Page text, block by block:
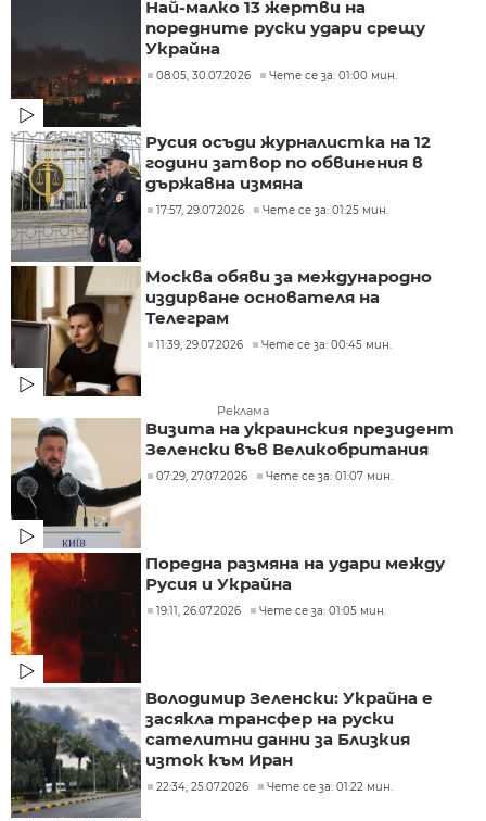
Най-малко 13 жертви на
поредните руски удари срещу
Украйна
08:05, 30.07.2026 Чете се за: 01:00 мин.
Русия осъди журналистка на 12
години затвор по обвинения в
държавна измяна
17:57, 29.07.2026 Чете се за: 01:25 мин.
Москва обяви за международно
издирване основателя на
Телеграм
11:39, 29.07.2026 Чете се за: 00:45 мин.
Реклама
Визита на украинския президент
Зеленски във Великобритания
07:29, 27.07.2026 Чете се за: 01:07 мин.
Поредна размяна на удари между
Русия и Украйна
19:11, 26.07.2026 Чете се за: 01:05 мин.
Володимир Зеленски: Украйна е
засякла трансфер на руски
сателитни данни за Близкия
изток към Иран
22:34, 25.07.2026 Чете се за: 01:22 мин.